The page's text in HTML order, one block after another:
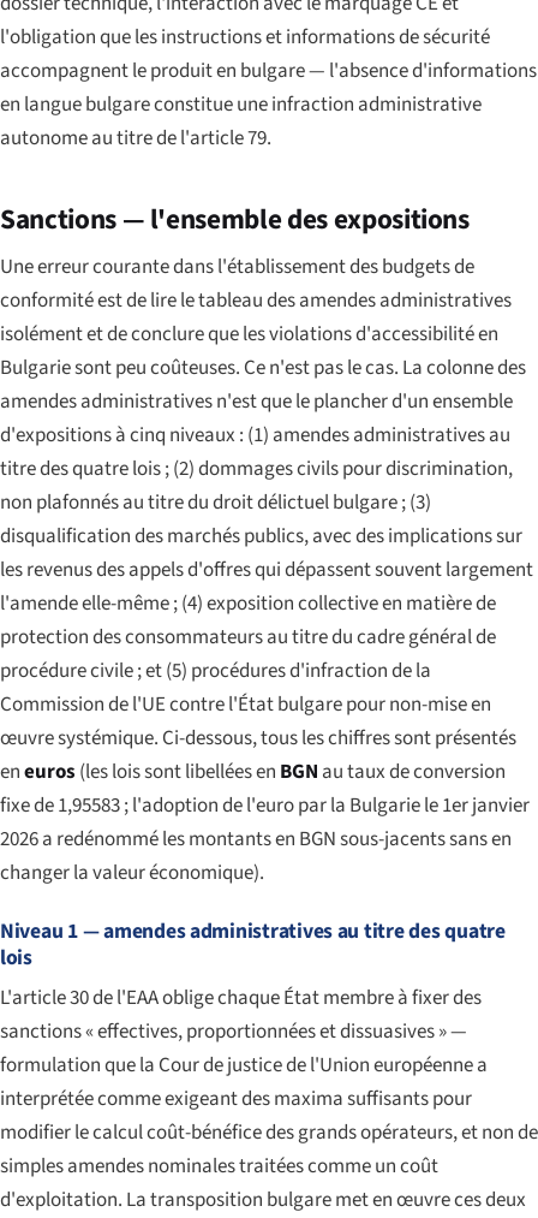
l'obligation que les instructions et informations de sécurité
accompagnent le produit en bulgare — l'absence d'informations
en langue bulgare constitue une infraction administrative
autonome au titre de l'article 79.
Sanctions — l'ensemble des expositions
Une erreur courante dans l'établissement des budgets de
conformité est de lire le tableau des amendes administratives
isolément et de conclure que les violations d'accessibilité en
Bulgarie sont peu coûteuses. Ce n'est pas le cas. La colonne des
amendes administratives n'est que le plancher d'un ensemble
d'expositions à cinq niveaux : (1) amendes administratives au
titre des quatre lois ; (2) dommages civils pour discrimination,
non plafonnés au titre du droit délictuel bulgare ; (3)
disqualification des marchés publics, avec des implications sur
les revenus des appels d'offres qui dépassent souvent largement
l'amende elle-même ; (4) exposition collective en matière de
protection des consommateurs au titre du cadre général de
procédure civile ; et (5) procédures d'infraction de la
Commission de l'UE contre l'État bulgare pour non-mise en
œuvre systémique. Ci-dessous, tous les chiffres sont présentés
eneuros (les lois sont libellées en BGN au taux de conversion
fixe de 1,95583 ; l'adoption de l'euro par la Bulgarie le 1er janvier
2026 a redénommé les montants en BGN sous-jacents sans en
changer la valeur économique).
Niveau 1 — amendes administratives au titre des quatre
lois
L'article 30 de l'EAA oblige chaque État membre à fixer des
sanctions « effectives, proportionnées et dissuasives » —
formulation que la Cour de justice de l'Union européenne a
interprétée comme exigeant des maxima suffisants pour
modifier le calcul coût-bénéfice des grands opérateurs, et non de
simples amendes nominales traitées comme un coût
d'exploitation. La transposition bulgare met en œuvre ces deux